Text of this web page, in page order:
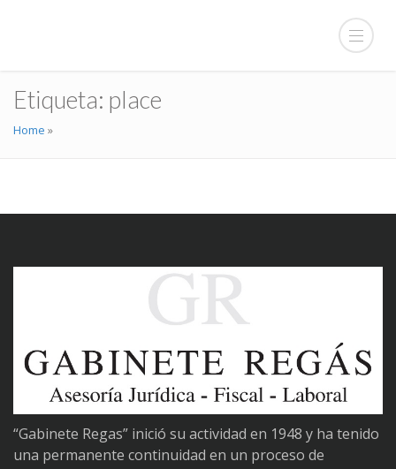
Etiqueta: place
Home »
“Gabinete Regas” inició su actividad en 1948 y ha tenido
una permanente continuidad en un proceso de